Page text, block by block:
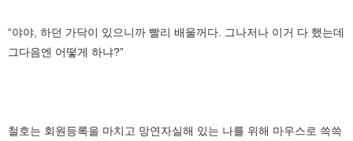
“야야, 하던 가닥이 있으니까 빨리 배울꺼다. 그나저나 이거 다 했는데
그다음엔 어떻게 하냐?”
철호는 회원등록을 마치고 망연자실해 있는 나를 위해 마우스로 쓱쓱